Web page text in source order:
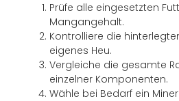
Prüfe alle eingesetzten
Mangangehalt.
Kontrolliere die
eigenes Heu.
Vergleiche die gesamte
einzelner Komponenten.
Wähle bei Bedarf ein